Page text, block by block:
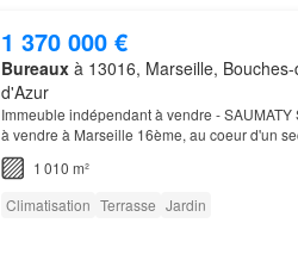
1 370 000 €
Bureauxà 13016, Marseille,
d'Azur
Immeuble indépendant à vendre -
à vendre à Marseille 16ème, au coeur d'un
des grands axes et d'Euroméditerranée…
1 010 m²
Climatisation Terrasse Jardin